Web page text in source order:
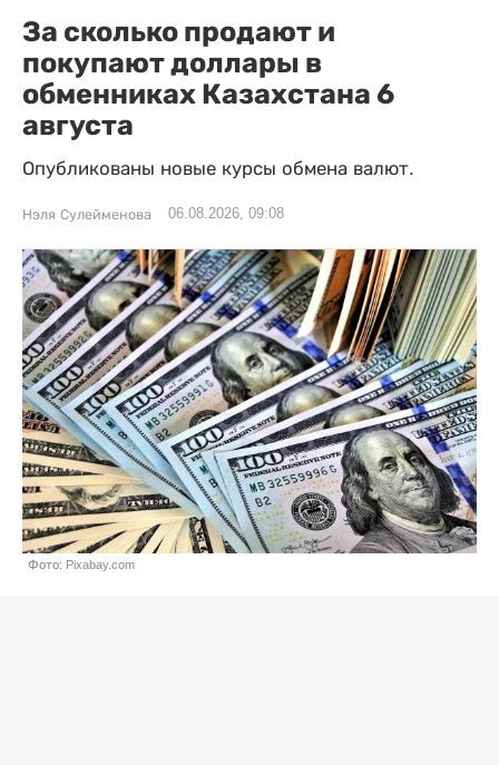
За сколько продают и
покупают доллары в
обменниках Казахстана 6
августа
Опубликованы новые курсы обмена валют.
Нэля Сулейменова 06.08.2026, 09:08
Фото: Pixabay.com